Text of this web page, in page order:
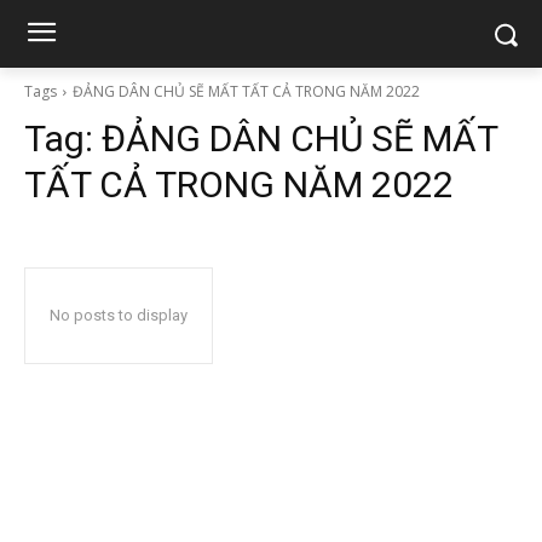
Tags ĐẢNG DÂN CHỦ SẼ MẤT TẤT CẢ TRONG NĂM 2022
Tag: ĐẢNG DÂN CHỦ SẼ MẤT
TẤT CẢ TRONG NĂM 2022
No posts to display